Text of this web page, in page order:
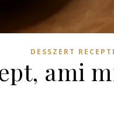
DESSZERT
ami